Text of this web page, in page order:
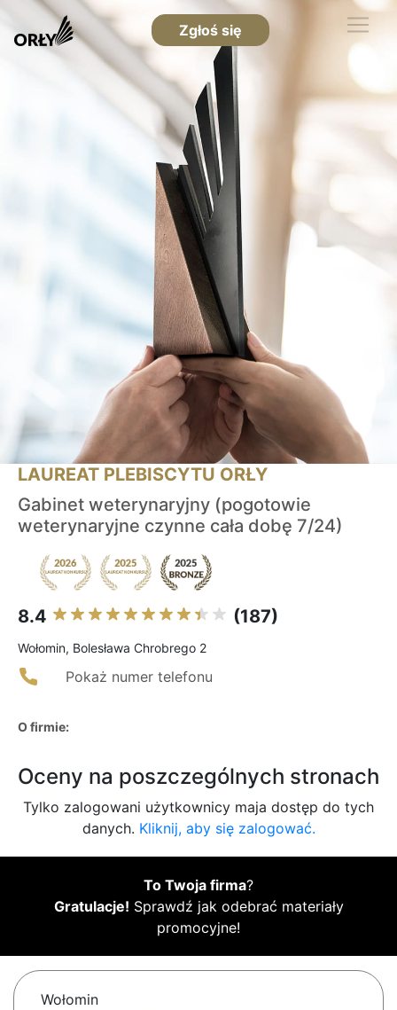
Zgłoś się
LAUREAT PLEBISCYTU ORŁY
Gabinet weterynaryjny (pogotowie
weterynaryjne czynne cała dobę 7/24)
8.4 (187)
Wołomin, Bolesława Chrobrego 2
Pokaż numer telefonu
O firmie:
Oceny na poszczególnych stronach
Tylko zalogowani użytkownicy maja dostęp do tych
danych. Kliknij, aby się zalogować.
To Twoja firma?
Gratulacje! Sprawdź jak odebrać materiały
promocyjne!
Wołomin